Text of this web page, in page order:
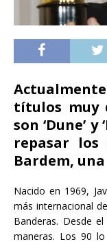
títulos muy
son ‘Dune’
repasar los
Bardem,
Nacido en 1969,
más internacional
Banderas. Desde
maneras. Los 90